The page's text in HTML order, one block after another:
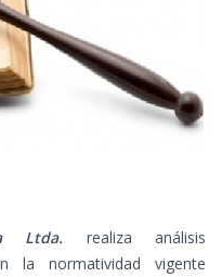
Ltda. realiza análisis
la normatividad vigente